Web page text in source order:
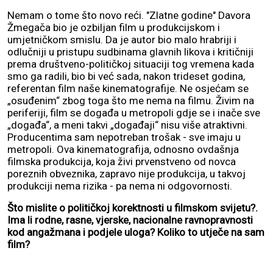
Nemam o tome što novo reći. "Zlatne godine" Davora
Žmegača bio je ozbiljan film u produkcijskom i
umjetničkom smislu. Da je autor bio malo hrabriji i
odlučniji u pristupu sudbinama glavnih likova i kritičniji
prema društveno-političkoj situaciji tog vremena kada
smo ga radili, bio bi već sada, nakon trideset godina,
referentan film naše kinematografije. Ne osjećam se
„osuđenim“ zbog toga što me nema na filmu. Živim na
periferiji, film se događa u metropoli gdje se i inače sve
„događa“, a meni takvi „događaji“ nisu više atraktivni.
Producentima sam nepotreban trošak - sve imaju u
metropoli. Ova kinematografija, odnosno ovdašnja
filmska produkcija, koja živi prvenstveno od novca
poreznih obveznika, zapravo nije produkcija, u takvoj
produkciji nema rizika - pa nema ni odgovornosti.
Što mislite o političkoj korektnosti u filmskom svijetu?.
Ima li rodne, rasne, vjerske, nacionalne ravnopravnosti
kod angažmana i podjele uloga? Koliko to utječe na sam
film?